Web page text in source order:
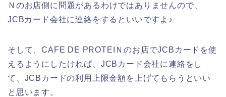
Ｎのお店側に問題があるわけではありませんので、
JCBカード会社に連絡をするといいですよ♪
そして、CAFE DE PROTEIＮのお店でJCBカードを使
えるようにしたければ、JCBカード会社に連絡をし
て、JCBカードの利用上限金額を上げてもらうといい
と思います。